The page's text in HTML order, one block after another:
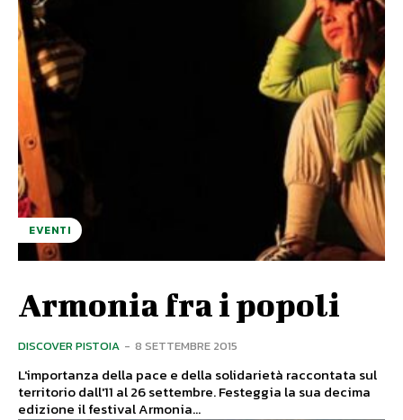
EVENTI
Armonia fra i popoli
DISCOVER PISTOIA - 8 SETTEMBRE 2015
L'importanza della pace e della solidarietà raccontata sul
territorio dall'11 al 26 settembre. Festeggia la sua decima
edizione il festival Armonia...